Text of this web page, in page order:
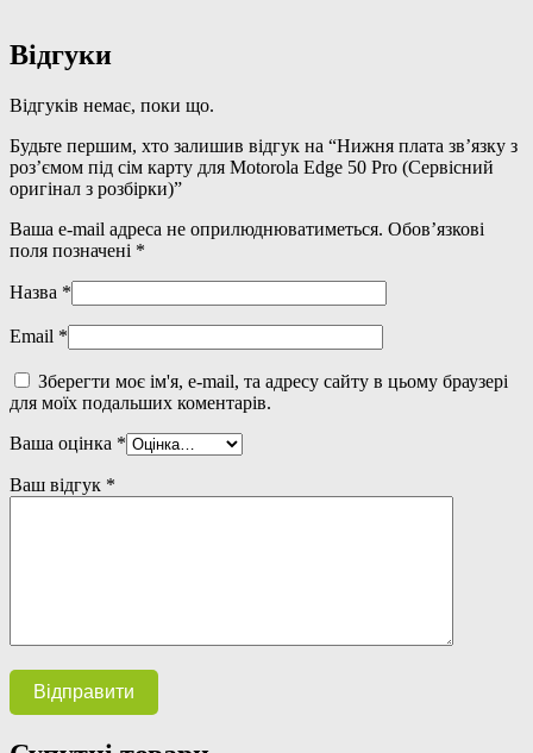
Відгуки
Відгуків немає, поки що.
Будьте першим, хто залишив відгук на “Нижня плата звʼязку з
розʼємом під сім карту для Motorola Edge 50 Pro (Сервісний
оригінал з розбірки)”
Ваша e-mail адреса не оприлюднюватиметься. Обов’язкові
поля позначені *
Назва *
Email *
Зберегти моє ім'я, e-mail, та адресу сайту в цьому браузері
для моїх подальших коментарів.
Ваша оцінка *
Ваш відгук *